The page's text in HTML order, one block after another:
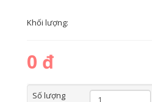
Khối lượng:
0 đ
Số lượng